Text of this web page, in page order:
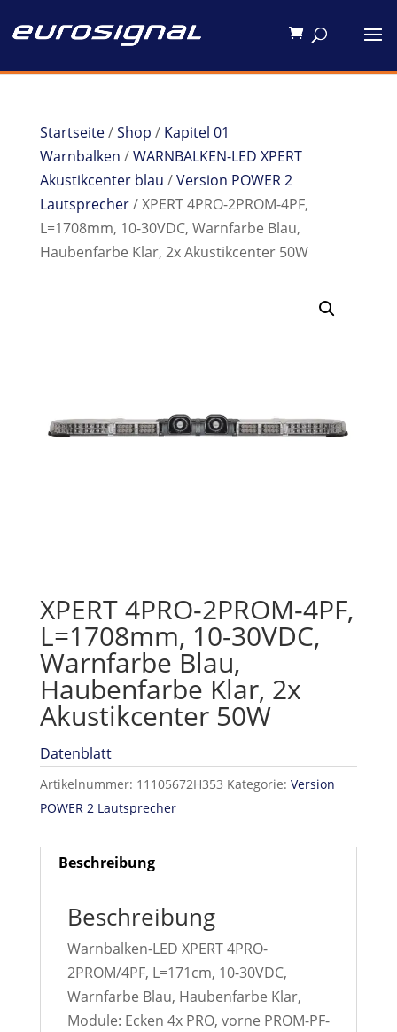
Startseite/Shop / Kapitel 01
Warnbalken /WARNBALKEN-LED XPERT
Akustikcenter blau /Version POWER 2
Lautsprecher/ XPERT 4PRO-2PROM-4PF,
L=1708mm, 10-30VDC, Warnfarbe Blau,
Haubenfarbe Klar, 2x Akustikcenter 50W
XPERT 4PRO-2PROM-4PF,
L=1708mm, 10-30VDC,
Warnfarbe Blau,
Haubenfarbe Klar, 2x
Akustikcenter 50W
Datenblatt
Artikelnummer: 11105672H353 Kategorie: Version
POWER 2 Lautsprecher
Beschreibung
Beschreibung
Warnbalken-LED XPERT 4PRO-
2PROM/4PF, L=171cm, 10-30VDC,
Warnfarbe Blau, Haubenfarbe Klar,
Module: Ecken 4x PRO, vorne PROM-PF-